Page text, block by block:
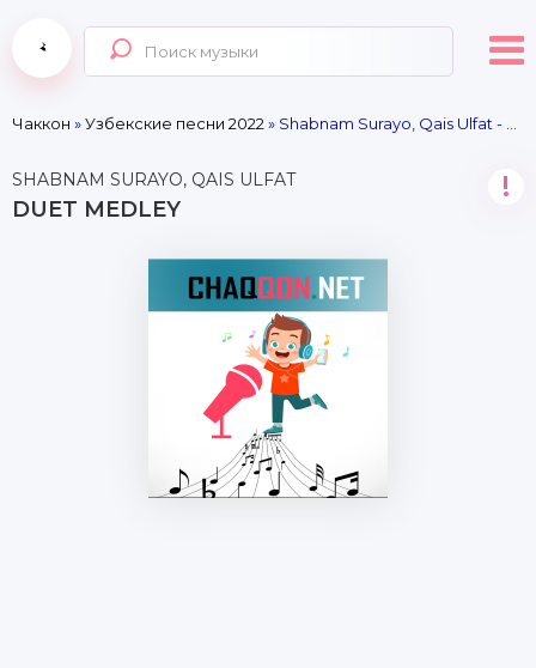
Чаккон »Узбекские песни 2022 » Shabnam Surayo, Qais Ulfat - Duet Medley
SHABNAM SURAYO, QAIS ULFAT
DUET MEDLEY
!